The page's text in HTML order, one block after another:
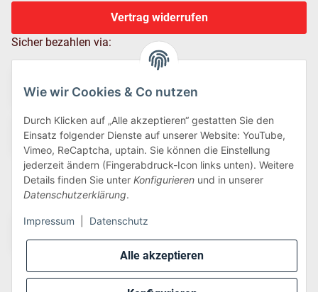
Alle akzeptieren
Wie wir Cookies & Co nutzen
Durch Klicken auf „Alle akzeptieren“ gestatten Sie den
Einsatz folgender Dienste auf unserer Website: YouTube,
Vimeo, ReCaptcha, uptain. Sie können die Einstellung
jederzeit ändern (Fingerabdruck-Icon links unten). Weitere
Details finden Sie unter Konfigurieren und in unserer
Datenschutzerklärung.
Impressum Datenschutz
Vertrag widerrufen
Sicher bezahlen via:
Wir versenden via: